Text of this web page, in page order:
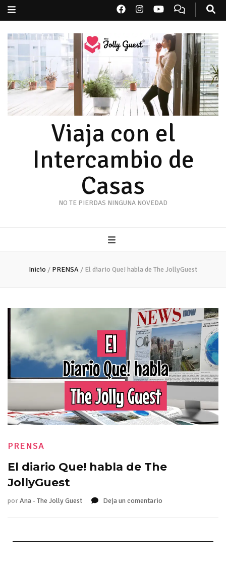
Viaja con el
Intercambio de
Casas
NO TE PIERDAS NINGUNA NOVEDAD
Inicio / PRENSA / El diario Que! habla de The JollyGuest
PRENSA
El diario Que! habla de The
JollyGuest
porAna - The Jolly Guest Deja un comentario